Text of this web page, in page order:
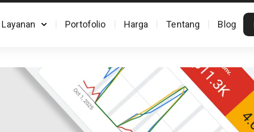
Layanan Portofolio Harga Tentang Blog